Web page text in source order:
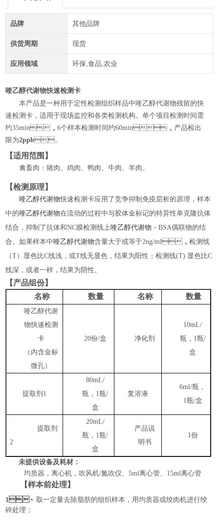
品牌 其他品牌
供货周期 现货
应用领域 环保,食品,农业
喹乙醇代谢物快速检测卡
本产品是一种用于定性检测组织样品中喹乙醇代谢物残留的快
速检测卡，适用于现场监控和各类检测机构。单个项目检测时间需
约35min，6个样本检测时间约60min，产品检出
限为2ppb。
【适用范围】
禽畜肉：猪肉、鸡肉、鸭肉、牛肉、羊肉。
【检测原理】
喹乙醇代谢物快速检测卡应用了竞争抑制免疫层析的原理，样本
中的喹乙醇代谢物在流动的过程中与胶体金标记的特异性单克隆抗体
结合，抑制了抗体和NC膜检测线上喹乙醇代谢物 －BSA偶联物的结
合。如果样本中喹乙醇代谢物含量大于或等于2ng/ml，检测线
（T）显色比C线浅，或T线无显色，结果为阳性；检测线(T) 显色比C
线深，或者一样，结果为阴性。
【产品组份】
名称
数量 名称 数量
喹乙醇代谢
物快速检测
卡
（内含金标
微孔）
20份/盒 净化剂
10mL/
瓶，1瓶/
盒
提取剂1
80mL/
瓶，1瓶/
盒
复溶液
6ml/瓶，
1瓶/盒
提取剂
2
20mL/
瓶，1瓶/
盒
产品说
明书
1份
未提供设备及耗材：
均质器，离心机，吹风机/氮吹仪、5ml离心管、15ml离心管
【样本前处理】
1、取一定量去除脂肪的组织样本，用均质器或绞肉机进行绞
碎处理；